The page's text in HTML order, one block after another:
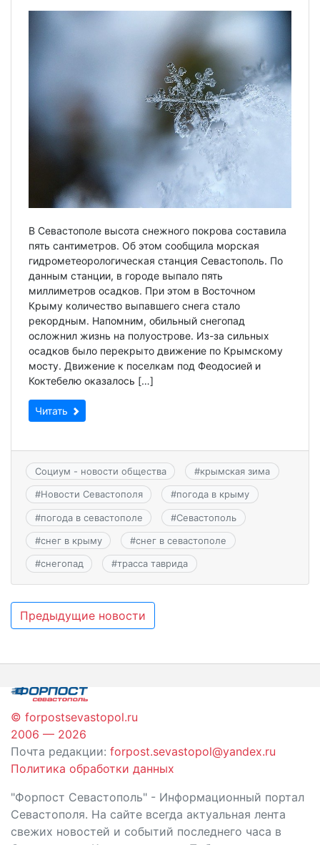
В Севастополе высота снежного покрова составила
пять сантиметров. Об этом сообщила морская
гидрометеорологическая станция Севастополь. По
данным станции, в городе выпало пять
миллиметров осадков. При этом в Восточном
Крыму количество выпавшего снега стало
рекордным. Напомним, обильный снегопад
осложнил жизнь на полуострове. Из-за сильных
осадков было перекрыто движение по Крымскому
мосту. Движение к поселкам под Феодосией и
Коктебелю оказалось […]
Читать
Социум - новости общества #крымская зима
#Новости Севастополя #погода в крыму
#погода в севастополе #Севастополь
#снег в крыму #снег в севастополе
#снегопад #трасса таврида
Навигация
записям
Предыдущие новости
© forpostsevastopol.ru
2006 — 2026
Почта редакции: forpost.sevastopol@yandex.ru
Политика обработки данных
"Форпост Севастополь" - Информационный портал
Севастополя. На сайте всегда актуальная лента
свежих новостей и событий последнего часа в